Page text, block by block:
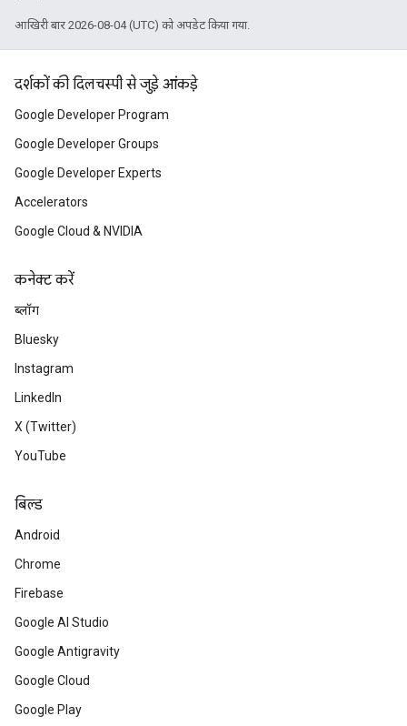
आखिरी बार 2026-08-04 (UTC) को अपडेट किया गया.
दर्शकों की दिलचस्पी से जुड़े आंकड़े
Google Developer Program
Google Developer Groups
Google Developer Experts
Accelerators
Google Cloud & NVIDIA
कनेक्ट करें
ब्लॉग
Bluesky
Instagram
LinkedIn
X (Twitter)
YouTube
बिल्ड
Android
Chrome
Firebase
Google AI Studio
Google Antigravity
Google Cloud
Google Play